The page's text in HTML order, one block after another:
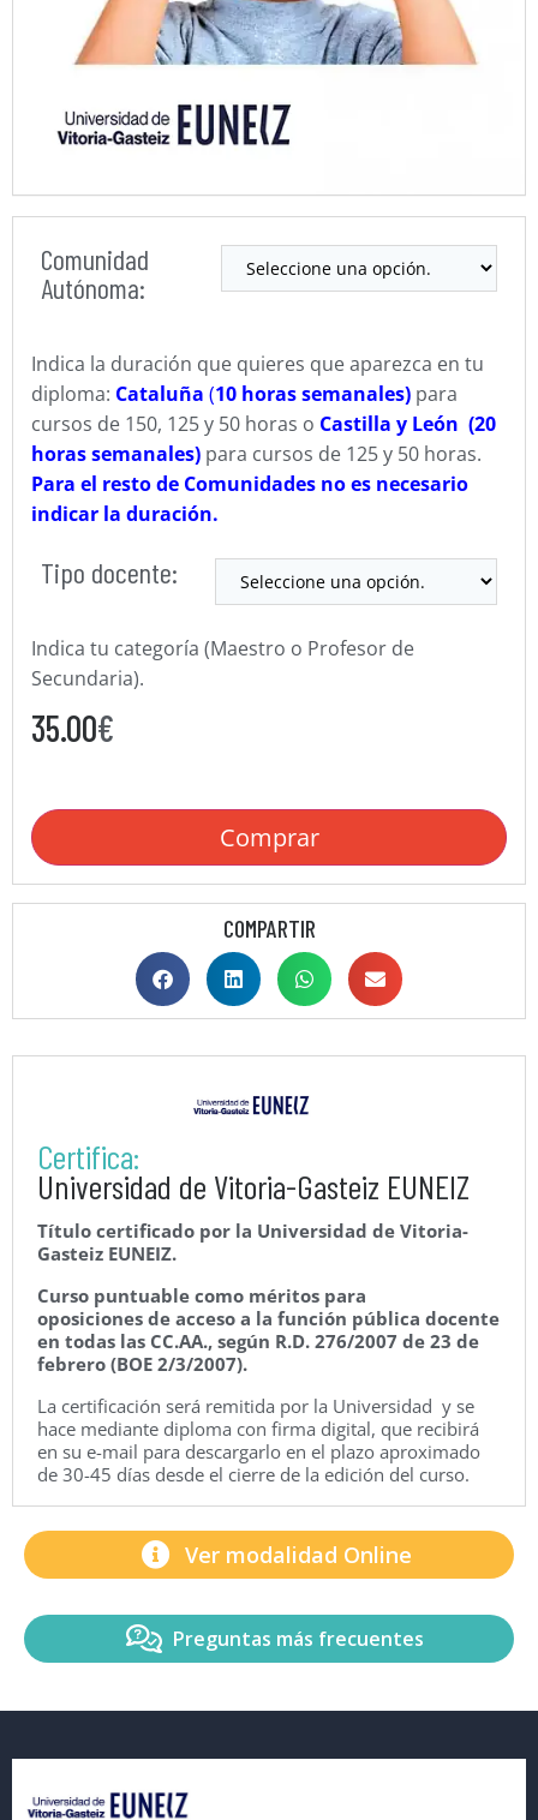
Comunidad
Autónoma:
Indica la duración que quieres que aparezca en tu
diploma: Cataluña (10 horas semanales) para
cursos de 150, 125 y 50 horas o Castilla y León (20
horas semanales) para cursos de 125 y 50 horas.
Para el resto de Comunidades no es necesario
indicar la duración.
Tipo docente:
Indica tu categoría (Maestro o Profesor de
Secundaria).
35.00€
Comprar
COMPARTIR
Certifica:
Universidad de Vitoria-Gasteiz EUNEIZ
Título certificado por la Universidad de Vitoria-
Gasteiz EUNEIZ.
Curso puntuable como méritos para
oposiciones de acceso a la función pública docente
en todas las CC.AA., según R.D. 276/2007 de 23 de
febrero (BOE 2/3/2007).
La certificación será remitida por la Universidad y se
hace mediante diploma con firma digital, que recibirá
en su e-mail para descargarlo en el plazo aproximado
de 30-45 días desde el cierre de la edición del curso.
Ver modalidad Online
Preguntas más frecuentes